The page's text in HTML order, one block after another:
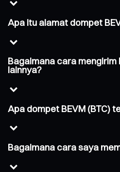
Apa itu alamat dompet
Bagaimana cara mengirim
lainnya?
Apa dompet BEVM (BTC)
Bagaimana cara saya